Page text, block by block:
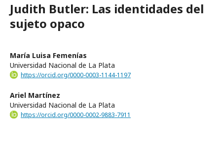
Judith Butler: Las identidades del
sujeto opaco
María Luisa Femenías
Universidad Nacional de La Plata
https://orcid.org/0000-0003-1144-1197
Ariel Martínez
Universidad Nacional de La Plata
https://orcid.org/0000-0002-9883-7911